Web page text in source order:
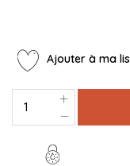
Ajouter à ma